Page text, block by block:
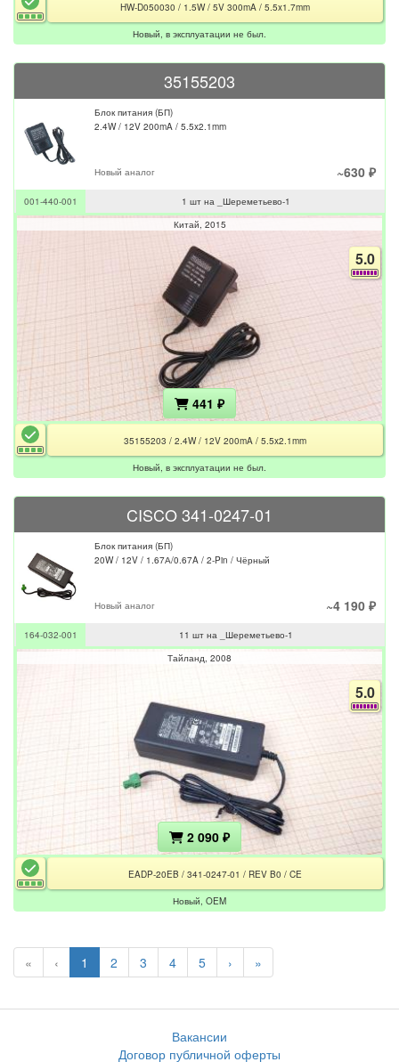
HW-D050030 / 1.5W / 5V 300mA / 5.5x1.7mm
Новый, в эксплуатации не был.
35155203
Блок питания (БП)
2.4W / 12V 200mA / 5.5x2.1mm
Новый аналог ~630 ₽
001-440-001
1 шт на _Шереметьево-1
Китай 2015
5.0
441 ₽
35155203 / 2.4W / 12V 200mA / 5.5x2.1mm
Новый, в эксплуатации не был.
CISCO 341-0247-01
Блок питания (БП)
20W / 12V / 1.67А/0.67A / 2-Pin / Чёрный
Новый аналог ~4 190 ₽
164-032-001
11 шт на _Шереметьево-1
Тайланд 2008
5.0
2 090 ₽
EADP-20EB / 341-0247-01 / REV B0 / CE
Новый, OEM
« ‹ 1 2 3 4 5 › »
Вакансии
Договор публичной оферты